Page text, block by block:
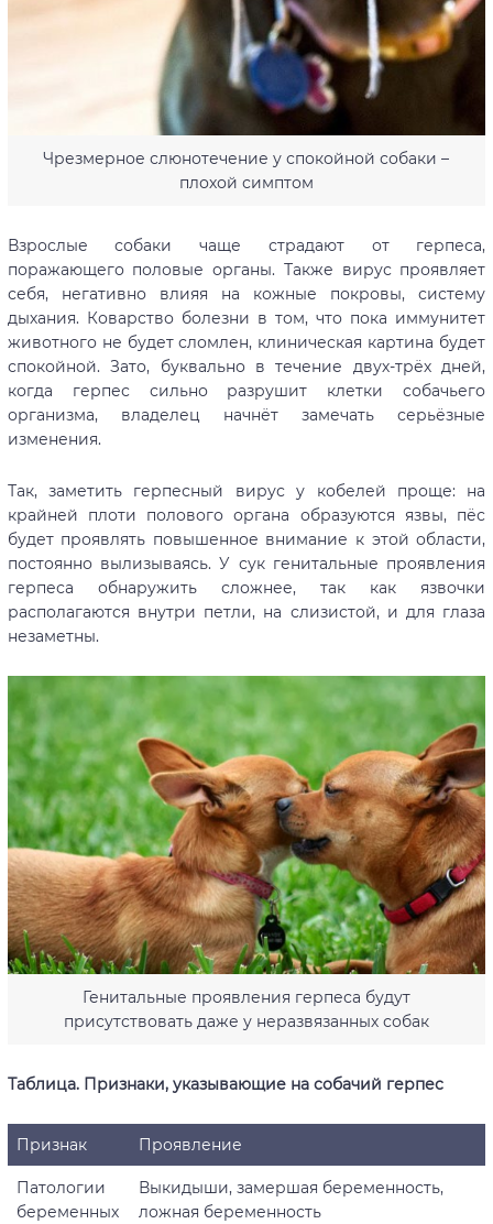
Чрезмерное слюнотечение у спокойной собаки –
плохой симптом
Взрослые собаки чаще страдают от герпеса,
поражающего половые органы. Также вирус проявляет
себя, негативно влияя на кожные покровы, систему
дыхания. Коварство болезни в том, что пока иммунитет
животного не будет сломлен, клиническая картина будет
спокойной. Зато, буквально в течение двух-трёх дней,
когда герпес сильно разрушит клетки собачьего
организма, владелец начнёт замечать серьёзные
изменения.
Так, заметить герпесный вирус у кобелей проще: на
крайней плоти полового органа образуются язвы, пёс
будет проявлять повышенное внимание к этой области,
постоянно вылизываясь. У сук генитальные проявления
герпеса обнаружить сложнее, так как язвочки
располагаются внутри петли, на слизистой, и для глаза
незаметны.
Генитальные проявления герпеса будут
присутствовать даже у неразвязанных собак
Таблица. Признаки, указывающие на собачий герпес
Признак Проявление
Патологии
беременных
Выкидыши, замершая беременность,
ложная беременность